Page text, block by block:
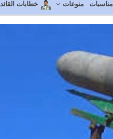
مناسبات منوعات خطابات القائد